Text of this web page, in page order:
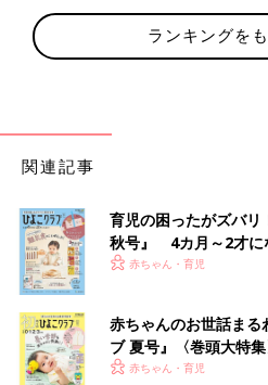
出典：Instagramアカウント「yuzuko1234」
こちらはyuzuko1234さんがゲット
型になっているんだそう！スカート
ンの組み合わせが可愛いデザインで
じられないほど可愛い」とのこと♪
デザインにこだわりが詰ま
マリー・レディのパンツ
ランキングを
関連記事
育児の困ったがズバ
秋号』 4カ月～2才に
いっぱい！
赤ちゃん・育児
赤ちゃんのお世話まる
ブ 夏号』〈巻頭大特
く！ おっぱい・ミル
赤ちゃん・育児